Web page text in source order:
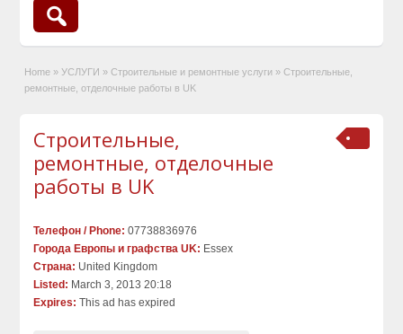
Home » УСЛУГИ » Строительные и ремонтные услуги » Строительные,
ремонтные, отделочные работы в UK
Строительные,
ремонтные, отделочные
работы в UK
Телефон / Phone: 07738836976
Города Европы и графства UK: Essex
Страна: United Kingdom
Listed: March 3, 2013 20:18
Expires: This ad has expired